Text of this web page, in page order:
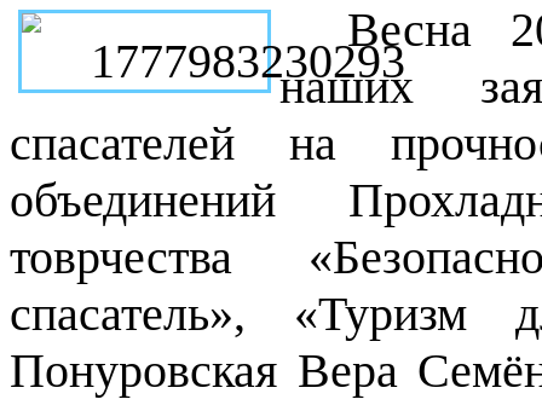
Весна
наших
спасателей на
объединений
товрчества
спасатель»,
Понуровская Вера